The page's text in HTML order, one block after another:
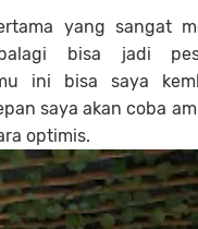
yang sangat
bisa jadi
ini bisa saya
saya akan coba
optimis.